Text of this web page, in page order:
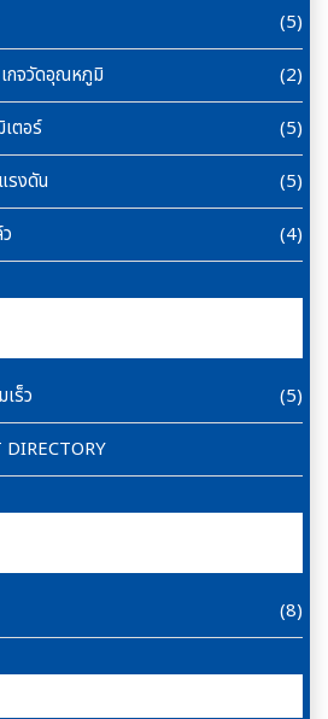
(5)
กจวัดอุณหภูมิ
(2)
ตอร์
(5)
รงดัน
(5)
(4)
ร็ว
(5)
DIRECTORY
(8)